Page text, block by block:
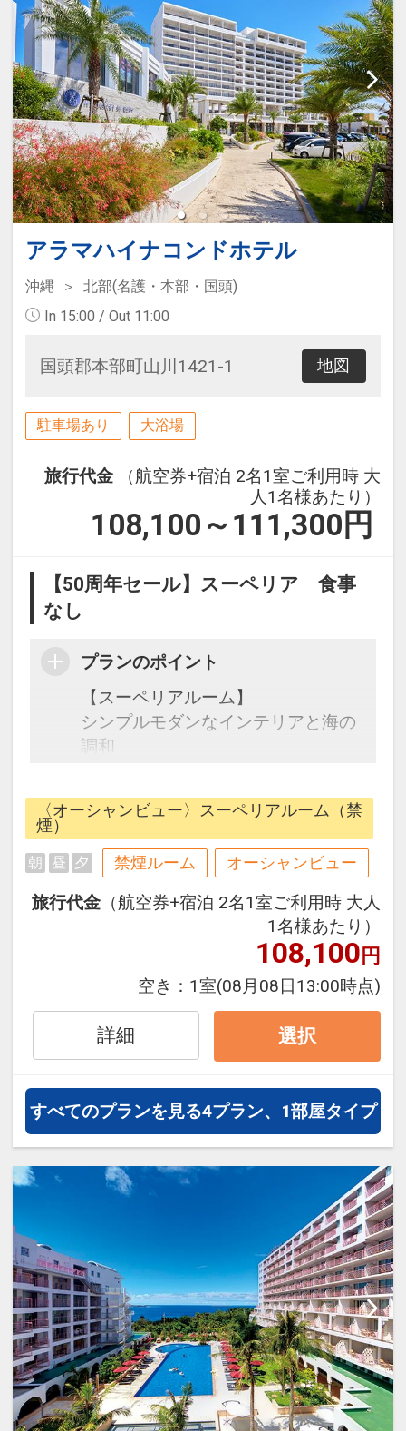
アラマハイナコンドホテル
沖縄
北部(名護・本部・国頭)
In 15:00 / Out 11:00
国頭郡本部町山川1421-1 地図
駐車場あり 大浴場
旅行代金
（航空券+宿泊 2名1室ご利用時 大
人1名様あたり）
108,100～111,300 円
【50周年セール】スーペリア 食事
なし
プランのポイント
【スーペリアルーム】
シンプルモダンなインテリアと海の
調和
客室。
全いつオーシャンビュー、太陽の光
がたくさん入りこむワイドスパンの
窓は解放感満点です。
☆宿泊者特典☆
・展望大浴場滞在中利用可
・インフィニティプール滞在中利用
可 4～10月の季節営業
・フィットネスジム滞在中利用可
・ホテルマハイナ～海洋博公園間無
料シャトルバス利用可
・3連泊特典：滞在中1回夕食付（コ
ース料理：で以後コース）※3連泊
特典時の専用コース料理除外日：
4/26～5/5、7/19～8/31、12/27～
1/3
〈オーシャンビュー〉スーペリアルーム（禁
煙）
朝 昼 夕 禁煙ルーム オーシャンビュー
旅行代金 （航空券+宿泊 2名1室ご利用時 大人
1名様あたり）
108,100円
空き： 1室(08月08日13:00時点)
詳細 選択
すべてのプランを見る4プラン、1部屋タイプ